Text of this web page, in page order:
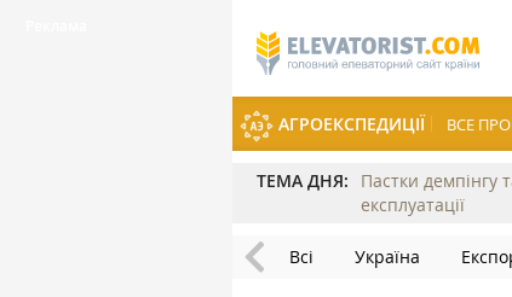
АГРОЕКСПЕДИЦІЇ ВСЕ
ТЕМА ДНЯ:
Пастки демпінгу
експлуатації
Всі Україна